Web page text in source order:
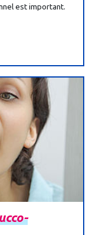
est important.